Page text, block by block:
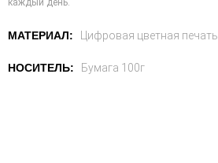
МАТЕРИАЛ: Цифровая цветная печать
НОСИТЕЛЬ: Бумага 100г